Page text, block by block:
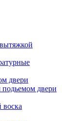
двери
двери